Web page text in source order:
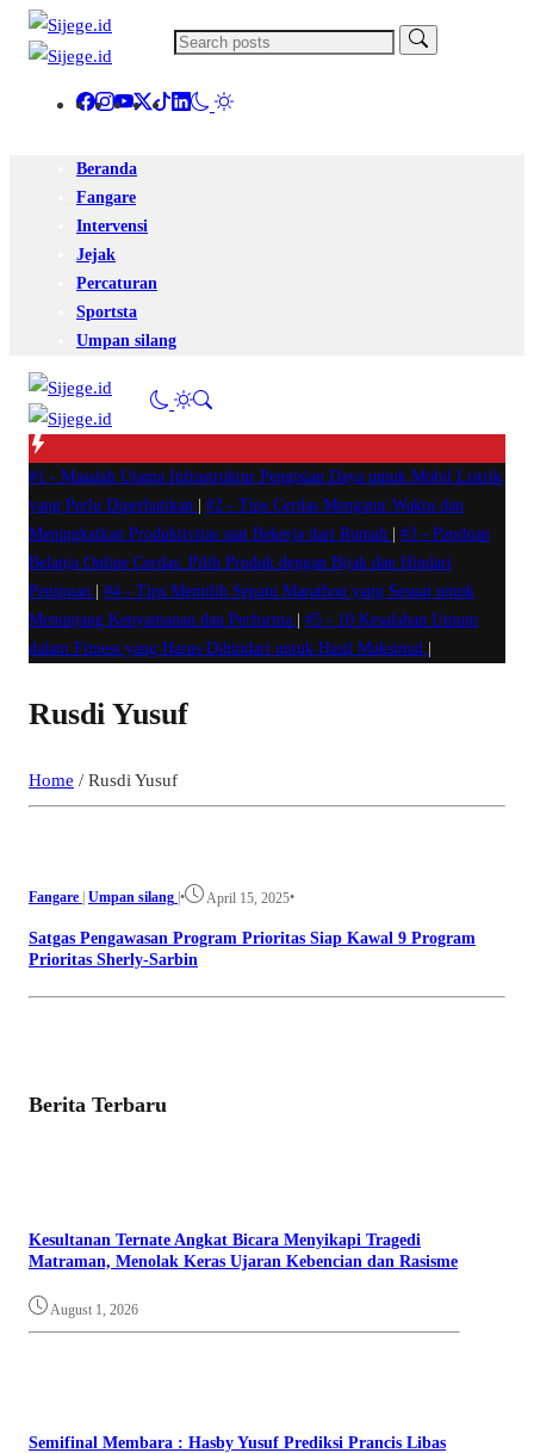
Beranda
Fangare
Intervensi
Jejak
Percaturan
Sportsta
Umpan silang
#1 - Masalah Utama Infrastruktur Pengisian Daya untuk Mobil Listrik
yang Perlu Diperhatikan
#2 - Tips Cerdas Mengatur Waktu dan
Meningkatkan Produktivitas saat Bekerja dari Rumah
#3 - Panduan
Belanja Online Cerdas: Pilih Produk dengan Bijak dan Hindari
Penipuan
#4 - Tips Memilih Sepatu Marathon yang Sesuai untuk
Menunjang Kenyamanan dan Performa
#5 - 10 Kesalahan Umum
dalam Fitness yang Harus Dihindari untuk Hasil Maksimal
Rusdi Yusuf
Home / Rusdi Yusuf
Fangare | Umpan silang |• April 15, 2025•
Satgas Pengawasan Program Prioritas Siap Kawal 9 Program
Prioritas Sherly-Sarbin
Berita Terbaru
Kesultanan Ternate Angkat Bicara Menyikapi Tragedi
Matraman, Menolak Keras Ujaran Kebencian dan Rasisme
August 1, 2026
Semifinal Membara : Hasby Yusuf Prediksi Prancis Libas